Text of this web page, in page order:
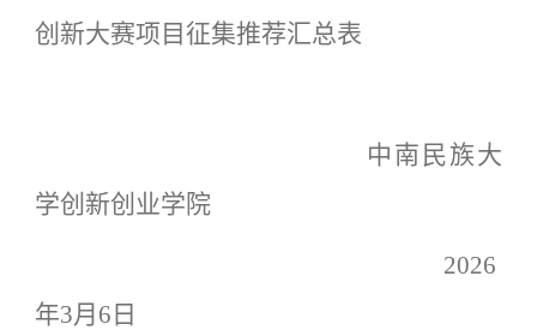
创新大赛项目征集推荐汇总表
中南民族大
学创新创业学院
2026
年3月 6 日